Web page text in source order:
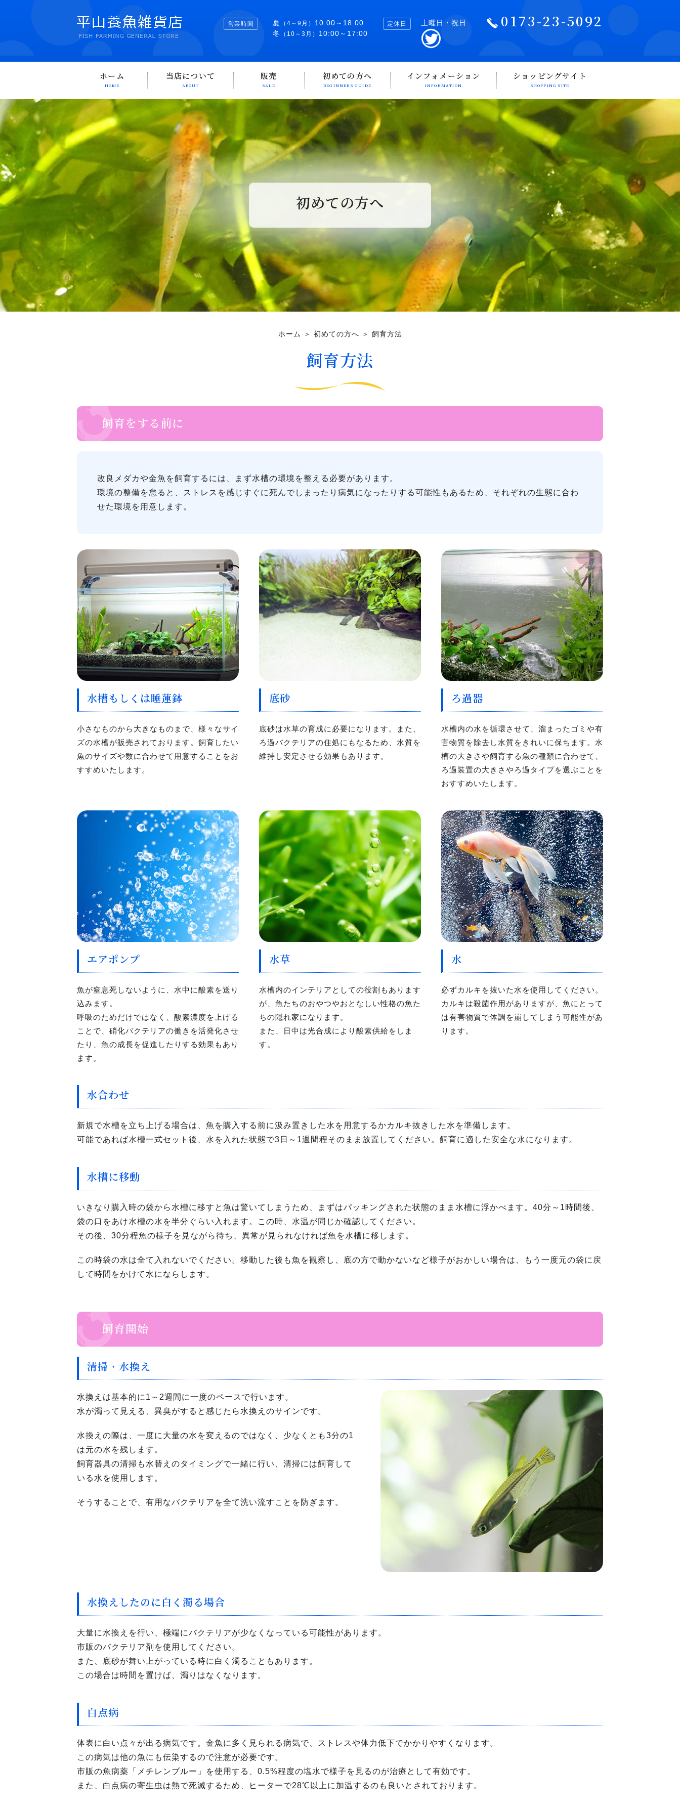
営業時間 夏 （4～9月） 10:00～18:00
冬
（10～3月） 10:00～17:00
定休日 土曜日・祝日 0173-23-5092
ホーム
HOME
当店について
ABOUT
販売
SALE
初めての方へ
BEGINNERS GUIDE
インフォメーション
INFORMATION
ショッピングサイト
SHOPPING SITE
初めての方へ
ホーム ＞ 初めての方へ ＞ 飼育方法
飼育方法
飼育をする前に
改良メダカや金魚を飼育するには、まず水槽の環境を整える必要があります。
環境の整備を怠ると、ストレスを感じすぐに死んでしまったり病気になったりする可能性もあるため、それぞれの生態に合わ
せた環境を用意します。
水槽もしくは睡蓮鉢
小さなものから大きなものまで、様々なサイ
ズの水槽が販売されております。飼育したい
魚のサイズや数に合わせて用意することをお
すすめいたします。
底砂
底砂は水草の育成に必要になります。また、
ろ過バクテリアの住処にもなるため、水質を
維持し安定させる効果もあります。
ろ過器
水槽内の水を循環させて、溜まったゴミや有
害物質を除去し水質をきれいに保ちます。水
槽の大きさや飼育する魚の種類に合わせて、
ろ過装置の大きさやろ過タイプを選ぶことを
おすすめいたします。
エアポンプ
魚が窒息死しないように、水中に酸素を送り
込みます。
呼吸のためだけではなく、酸素濃度を上げる
ことで、硝化バクテリアの働きを活発化させ
たり、魚の成長を促進したりする効果もあり
ます。
水草
水槽内のインテリアとしての役割もあります
が、魚たちのおやつやおとなしい性格の魚た
ちの隠れ家になります。
また、日中は光合成により酸素供給をしま
す。
水
必ずカルキを抜いた水を使用してください。
カルキは殺菌作用がありますが、魚にとって
は有害物質で体調を崩してしまう可能性があ
ります。
水合わせ
新規で水槽を立ち上げる場合は、魚を購入する前に汲み置きした水を用意するかカルキ抜きした水を準備します。
可能であれば水槽一式セット後、水を入れた状態で3日～1週間程そのまま放置してください。飼育に適した安全な水になります。
水槽に移動
いきなり購入時の袋から水槽に移すと魚は驚いてしまうため、まずはパッキングされた状態のまま水槽に浮かべます。40分～1時間後、
袋の口をあけ水槽の水を半分ぐらい入れます。この時、水温が同じか確認してください。
その後、30分程魚の様子を見ながら待ち、異常が見られなければ魚を水槽に移します。
この時袋の水は全て入れないでください。移動した後も魚を観察し、底の方で動かないなど様子がおかしい場合は、もう一度元の袋に戻
して時間をかけて水にならします。
飼育開始
清掃・水換え
水換えは基本的に1～2週間に一度のペースで行います。
水が濁って見える、異臭がすると感じたら水換えのサインです。
水換えの際は、一度に大量の水を変えるのではなく、少なくとも3分の1
は元の水を残します。
飼育器具の清掃も水替えのタイミングで一緒に行い、清掃には飼育して
いる水を使用します。
そうすることで、有用なバクテリアを全て洗い流すことを防ぎます。
水換えしたのに白く濁る場合
大量に水換えを行い、極端にバクテリアが少なくなっている可能性があります。
市販のバクテリア剤を使用してください。
また、底砂が舞い上がっている時に白く濁ることもあります。
この場合は時間を置けば、濁りはなくなります。
白点病
体表に白い点々が出る病気です。金魚に多く見られる病気で、ストレスや体力低下でかかりやすくなります。
この病気は他の魚にも伝染するので注意が必要です。
市販の魚病薬「メチレンブルー」を使用する、0.5%程度の塩水で様子を見るのが治療として有効です。
また、白点病の寄生虫は熱で死滅するため、ヒーターで28℃以上に加温するのも良いとされております。